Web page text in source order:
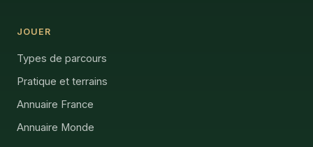
JOUER
Types de parcours
Pratique et terrains
Annuaire France
Annuaire Monde